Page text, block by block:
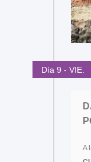
Día 9 - VIE.
A